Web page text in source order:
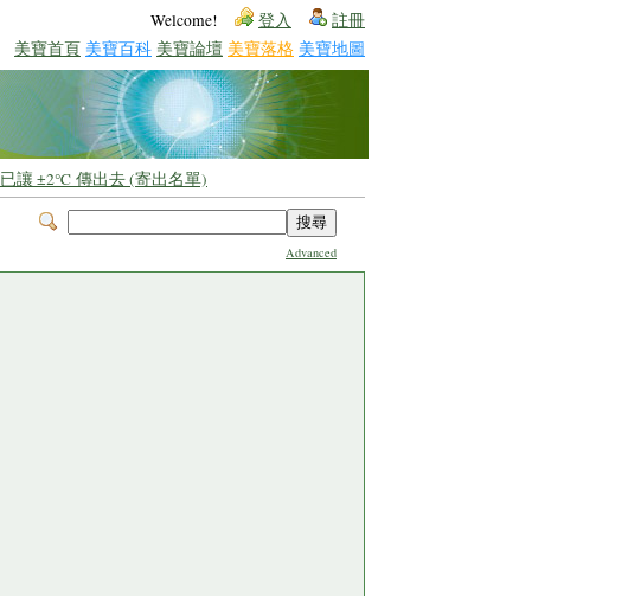
Welcome! 登入 註冊
美寶首頁 美寶百科 美寶論壇 美寶落格 美寶地圖
已讓 ±2℃ 傳出去 (寄出名單)
Advanced